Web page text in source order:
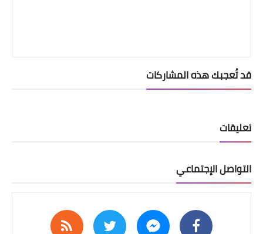
قد تُعجبك هذه المشاركات
تعليقات
التواصل الإجتماعي